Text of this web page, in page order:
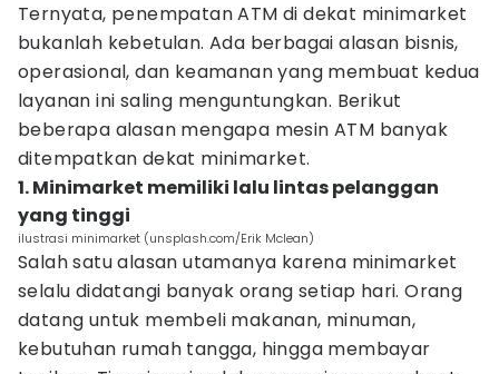
Ternyata, penempatan ATM di dekat minimarket
bukanlah kebetulan. Ada berbagai alasan bisnis,
operasional, dan keamanan yang membuat kedua
layanan ini saling menguntungkan. Berikut
beberapa alasan mengapa mesin ATM banyak
ditempatkan dekat minimarket.
1. Minimarket memiliki lalu lintas pelanggan
yang tinggi
ilustrasi minimarket (unsplash.com/Erik Mclean)
Salah satu alasan utamanya karena minimarket
selalu didatangi banyak orang setiap hari. Orang
datang untuk membeli makanan, minuman,
kebutuhan rumah tangga, hingga membayar